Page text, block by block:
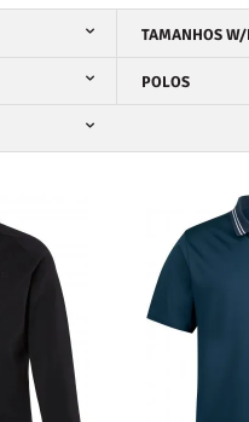
TAMANHOS
POLOS